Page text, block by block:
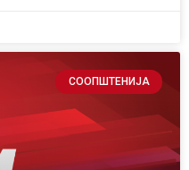
СООПШТЕНИЈА